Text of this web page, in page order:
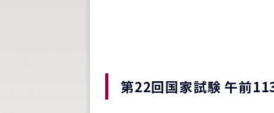
第22回国家試験 午前